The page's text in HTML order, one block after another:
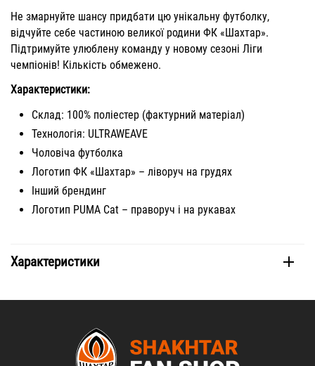
Не змарнуйте шансу придбати цю унікальну футболку,
відчуйте себе частиною великої родини ФК «Шахтар».
Підтримуйте улюблену команду у новому сезоні Ліги
чемпіонів! Кількість обмежено.
Характеристики:
Склад: 100% поліестер (фактурний матеріал)
Технологія: ULTRAWEAVE
Чоловіча футболка
Логотип ФК «Шахтар» – ліворуч на грудях
Інший брендинг
Логотип PUMA Cat – праворуч і на рукавах
Характеристики